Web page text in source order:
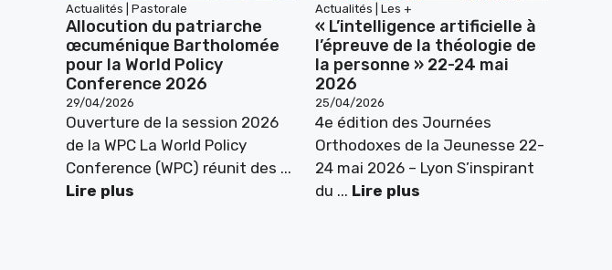
Actualités Pastorale
Allocution du patriarche
œcuménique Bartholomée
pour la World Policy
Conference 2026
29/04/2026
Ouverture de la session 2026
de la WPC La World Policy
Conference (WPC) réunit des ...
Lire plus
Actualités |Les +
« L’intelligence artificielle à
l’épreuve de la théologie de
la personne » 22-24 mai
2026
25/04/2026
4e édition des Journées
Orthodoxes de la Jeunesse 22-
24 mai 2026 – Lyon S’inspirant
du ... Lire plus